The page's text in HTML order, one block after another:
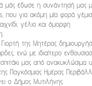
μάς έδωσε η συνάντησή μας
που για ακόμη μία φορά
γέλιο και όμορφη
της Μητέρας
ενώ με ιδιαίτερο
μας από ανακυκλώσιμα
Παγκόσμιας Ημέρας
ο Δήμος Μυτιλήνης.